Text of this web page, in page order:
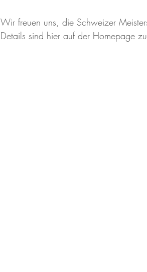
Wir freuen uns, die Schweizer
Details sind hier auf der Homepage